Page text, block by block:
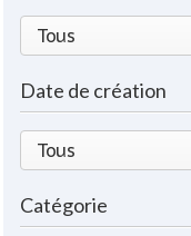
Date de création
Catégorie